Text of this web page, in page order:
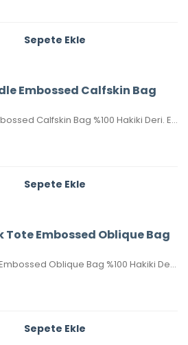
Sepete Ekle
Embossed Calfskin Bag
Christian Dior Saddle Embossed Calfskin Bag %100 Hakiki Deri. Elde, kolda veya omuzda taşımaya uygundur. Yüksek kalite, işçilikli, tamamen birebir üründür.Seri numaralıdır.Ebatı 25x20x6 cm dir. Kutulu, toz torbalı, sertifikalıdır.
Sepete Ekle
Tote Embossed Oblique Bag
Christian Dior Book Tote Embossed Oblique Bag %100 Hakiki Deri. En üst kalite, birebir üründür.Ebatı 41×32 cm dir.Toz torbalı ve sertifikalıdır.
Sepete Ekle